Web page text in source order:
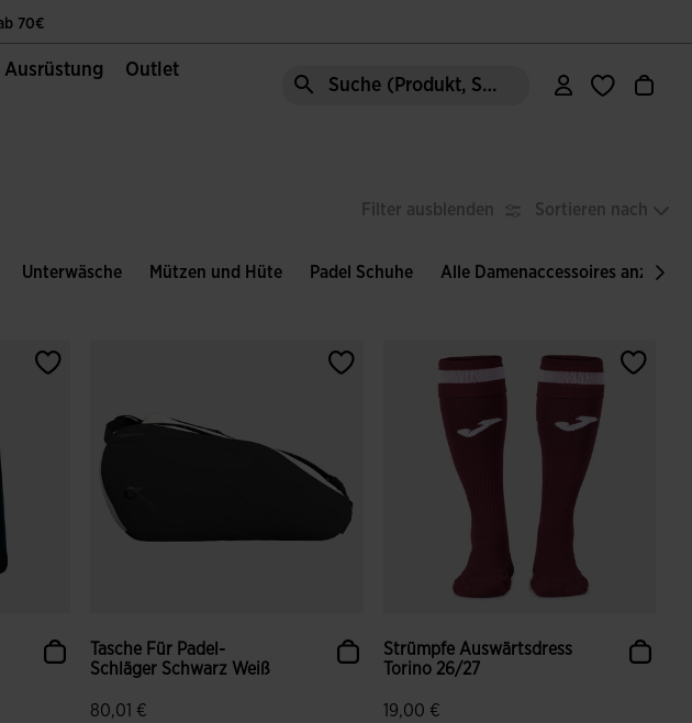
70€
Joma Sport
Ausrüstung
Outlet
Suche (Produkt, Stil, Bereich, etc.)
Filter ausblenden Sortieren nach
Unterwäsche Mützen und Hüte Padel Schuhe Alle Damenaccessoires anzeigen
Tasche Für Padel-
Schläger Schwarz Weiß
80,01 €
Strümpfe Auswärtsdress
Torino 26/27
19,00 €